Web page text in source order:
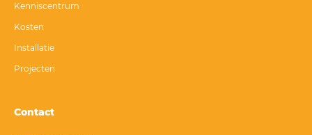
Kenniscentrum
Kosten
Installatie
Projecten
Contact